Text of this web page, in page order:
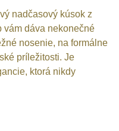
nadčasový kúsok z
vám dáva nekonečné
nosenie, na formálne
príležitosti. Je
ktorá nikdy